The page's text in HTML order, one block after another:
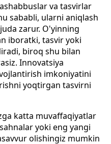
va tasvirlar
sababli, ularni aniqlash
zarur. O'yinning
iboratki, tasvir yoki
biroq shu bilan
Innovatsiya
imkoniyatini
yoqtirgan tasvirni
katta muvaffaqiyatlar
yoki eng yangi
olishingiz mumkin